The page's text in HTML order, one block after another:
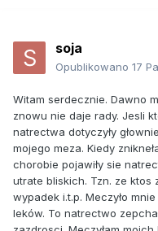
soja
Opublikowano 17
Witam serdecznie. Dawno
znowu nie daje rady. Jesli
natrectwa dotyczyły
mojego meza. Kiedy
chorobie pojawiły sie
utrate bliskich. Tzn. ze ktos
wypadek i.t.p. Meczyło
leków. To natrectwo